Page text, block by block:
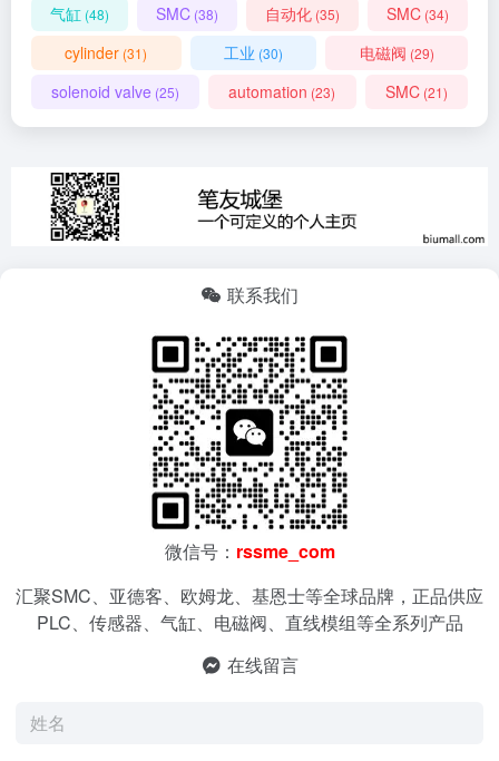
气缸 (48) SMC (38) 自动化 (35) SMC (34)
cylinder (31) 工业 (30) 电磁阀 (29)
solenoid valve (25) automation (23) SMC(21)
联系我们
微信号： rssme_com
汇聚SMC、亚德客、欧姆龙、基恩士等全球品牌，正品供应
PLC、传感器、气缸、电磁阀、直线模组等全系列产品
在线留言